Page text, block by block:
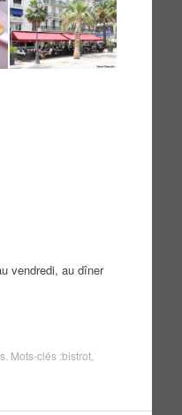
vendredi, au dîner
. Mots-clés :bistrot,